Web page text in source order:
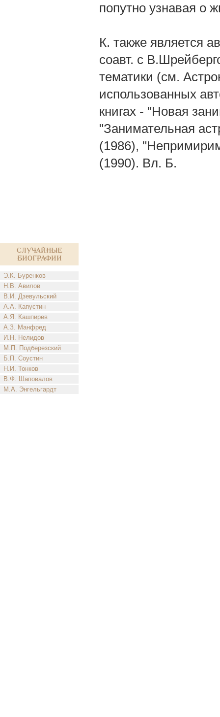
Случайные
биографии
Э.К. Буренков
Н.В. Авилов
В.И. Дзевульский
А.А. Капустин
А.Я. Кашпирев
А.З. Манфред
И.Н. Нелидов
М.П. Подберезский
Б.П. Соустин
Н.И. Тонков
В.Ф. Шаповалов
М.А. Энгельгардт
попутно узнавая о
К. также является
соавт. с
тематики (см.
использованных
книгах - "Новая
"Занимательная
(1986),
(1990). Вл. Б.